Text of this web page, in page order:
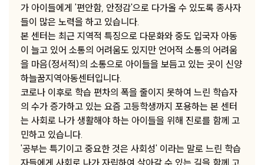
가 아이들에게 '편안함, 안정감'으로 다가올 수 있도록 종사자
들이 많은 노력을 하고 있습니다.
본 센터는 최근 지역적 특징으로 다문화와 중도 입국자 아동
이 늘고 있어 소통의 어려움도 있지만 언어적 소통의 어려움
을 마음(정서적)의 소통으로 아이들을 보듬고 있는 곳이 신양
하늘꿈지역아동센터입니다.
코로나 이후로 학습 편차의 폭을 줄이지 못하여 느린 학습자
의 수가 증가하고 있는 요즘 고등학생까지 포용하는 본 센터
는 사회로 나가 생활해야 하는 아이들을 위해 진로를 함께 고
민하고 있습니다.
'공부는 특기이고 중요한 것은 사회성' 이라는 말로 느린 학습
자들에게 사회로 나가 자립하여 살아갈 수 있는 길을 함께 고